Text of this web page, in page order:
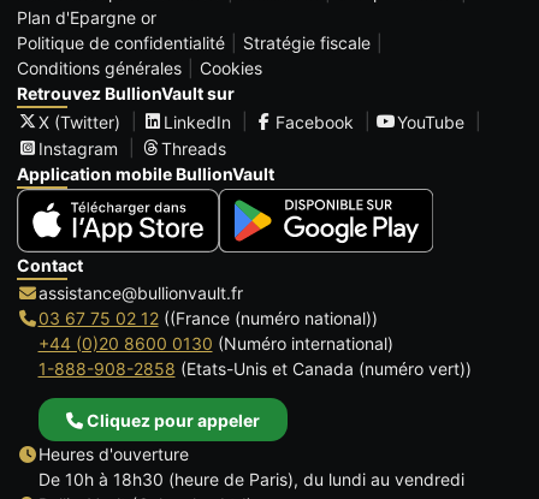
Plan d'Epargne or
Politique de confidentialité
Stratégie fiscale
Conditions générales
Cookies
Retrouvez BullionVault sur
X (Twitter)
LinkedIn Facebook
YouTube
Instagram
Threads
Application mobile BullionVault
Contact
assistance@bullionvault.fr
03 67 75 02 12((France (numéro national))
+44 (0)20 8600 0130 (Numéro international)
1-888-908-2858 (Etats-Unis et Canada (numéro vert))
Cliquez pour appeler
Heures d'ouverture
De 10h à 18h30 (heure de Paris), du lundi au vendredi